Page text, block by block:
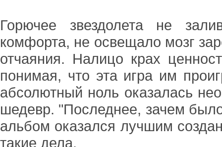
Горючее звездолета не
комфорта, не освещало мозг
отчаяния. Налицо крах
понимая, что эта игра им
абсолютный ноль оказалась
шедевр. "Последнее, зачем
альбом оказался лучшим
такие дела.